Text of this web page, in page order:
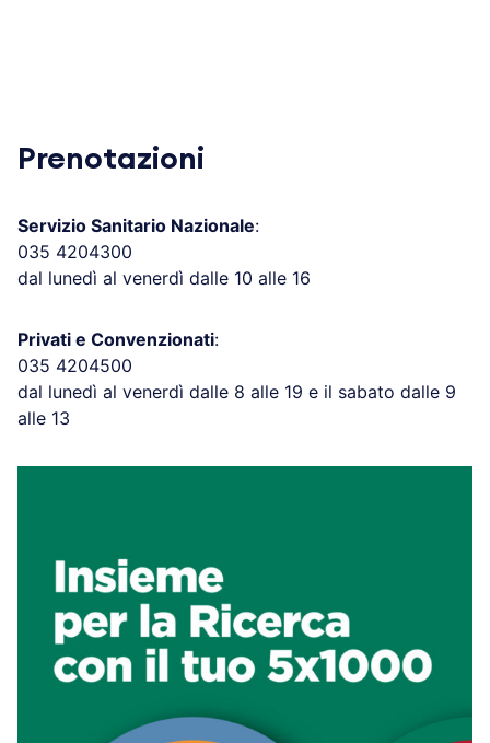
Prenotazioni
Servizio Sanitario Nazionale:
035 4204300
dal lunedì al venerdì dalle 10 alle 16
Privati e Convenzionati:
035 4204500
dal lunedì al venerdì dalle 8 alle 19 e il sabato dalle 9
alle 13